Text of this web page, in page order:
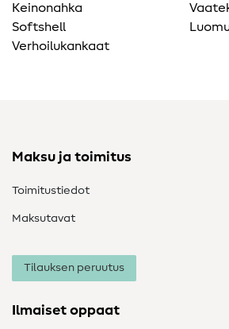
Keinonahka
Softshell
Verhoilukankaat
Maksu ja toimitus
Toimitustiedot
Maksutavat
Tilauksen peruutus
Ilmaiset oppaat